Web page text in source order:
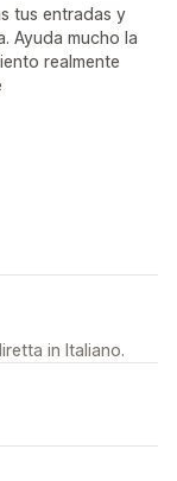
tus entradas y
Ayuda mucho la
realmente
in Italiano.